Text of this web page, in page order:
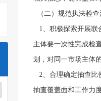
（二）规范执法检查
1、积极探索开展联
主体要一次性完成检
划，对同一市场主体
2、合理确定抽查比
抽查覆盖面和工作力